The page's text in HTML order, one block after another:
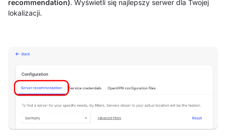
recommendation). Wyświetli się najlepszy serwer dla Twojej
lokalizacji.